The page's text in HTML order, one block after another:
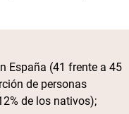
España (41 frente a 45
de personas
de los nativos);